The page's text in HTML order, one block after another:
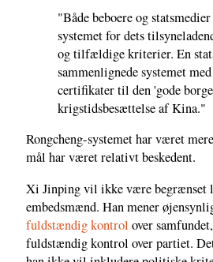
"Både beboere og statsmedier
systemet for dets
og tilfældige kriterier. En
sammenlignede systemet med
certifikater til den 'gode
krigstidsbesættelse af Kina."
Rongcheng-systemet har været
mål har været relativt beskedent.
Xi Jinping vil ikke være begrænset
embedsmænd. Han mener
fuldstændig kontrol over
fuldstændig kontrol over partiet.